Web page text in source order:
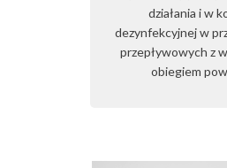
działania i w
dezynfekcyjnej w
przepływowych z
obiegiem